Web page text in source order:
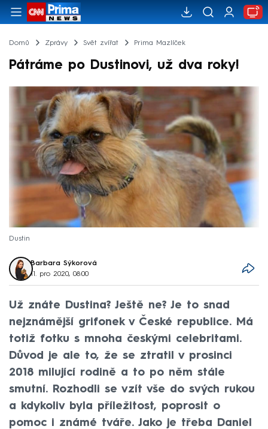
Domů Zprávy Svět zvířat Prima Mazlíček
Pátráme po Dustinovi, už dva roky!
Dustin
Barbara Sýkorová
11. pro 2020, 08:00
Už znáte Dustina? Ještě ne? Je to snad
nejznámější grifonek v České republice. Má
totiž fotku s mnoha českými celebritami.
Důvod je ale to, že se ztratil v prosinci
2018 milující rodině a to po něm stále
smutní. Rozhodli se vzít vše do svých rukou
a kdykoliv byla příležitost, poprosit o
pomoc i známé tváře. Jako je třeba Daniel